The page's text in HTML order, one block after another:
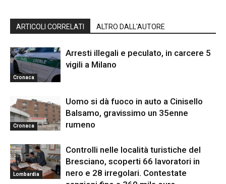
ARTICOLI CORRELATI ALTRO DALL'AUTORE
Cronaca
Arresti illegali e peculato, in carcere 5
vigili a Milano
Cronaca
Uomo si dà fuoco in auto a Cinisello
Balsamo, gravissimo un 35enne
rumeno
Lombardia
Controlli nelle località turistiche del
Bresciano, scoperti 66 lavoratori in
nero e 28 irregolari. Contestate